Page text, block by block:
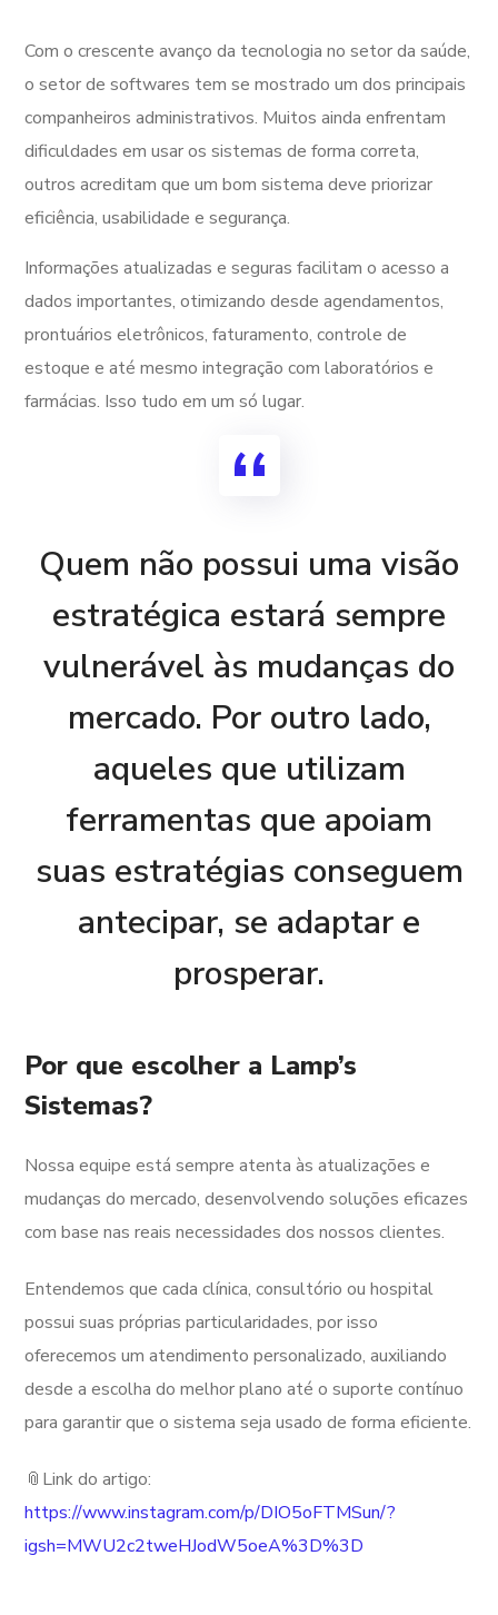
Com o crescente avanço da tecnologia no setor da saúde,
o setor de softwares tem se mostrado um dos principais
companheiros administrativos. Muitos ainda enfrentam
dificuldades em usar os sistemas de forma correta,
outros acreditam que um bom sistema deve priorizar
eficiência, usabilidade e segurança.
Informações atualizadas e seguras facilitam o acesso a
dados importantes, otimizando desde agendamentos,
prontuários eletrônicos, faturamento, controle de
estoque e até mesmo integração com laboratórios e
farmácias. Isso tudo em um só lugar.
Quem não possui uma visão
estratégica estará sempre
vulnerável às mudanças do
mercado. Por outro lado,
aqueles que utilizam
ferramentas que apoiam
suas estratégias conseguem
antecipar, se adaptar e
prosperar.
Por que escolher a Lamp’s
Sistemas?
Nossa equipe está sempre atenta às atualizações e
mudanças do mercado, desenvolvendo soluções eficazes
com base nas reais necessidades dos nossos clientes.
Entendemos que cada clínica, consultório ou hospital
possui suas próprias particularidades, por isso
oferecemos um atendimento personalizado, auxiliando
desde a escolha do melhor plano até o suporte contínuo
para garantir que o sistema seja usado de forma eficiente.
📎Link do artigo:
https://www.instagram.com/p/DIO5oFTMSun/?
igsh=MWU2c2tweHJodW5oeA%3D%3D